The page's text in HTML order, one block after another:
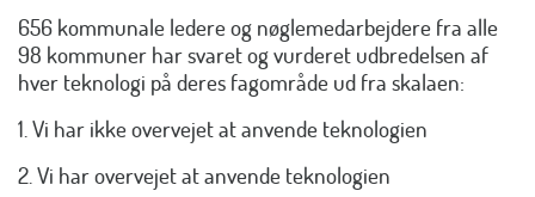
656 kommunale ledere og nøglemedarbejdere fra alle
98 kommuner har svaret og vurderet udbredelsen af
hver teknologi på deres fagområde ud fra skalaen:
1. Vi har ikke overvejet at anvende teknologien
2. Vi har overvejet at anvende teknologien